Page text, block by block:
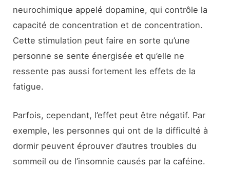
neurochimique appelé dopamine, qui contrôle la
capacité de concentration et de concentration.
Cette stimulation peut faire en sorte qu’une
personne se sente énergisée et qu’elle ne
ressente pas aussi fortement les effets de la
fatigue.
Parfois, cependant, l’effet peut être négatif. Par
exemple, les personnes qui ont de la difficulté à
dormir peuvent éprouver d’autres troubles du
sommeil ou de l’insomnie causés par la caféine.